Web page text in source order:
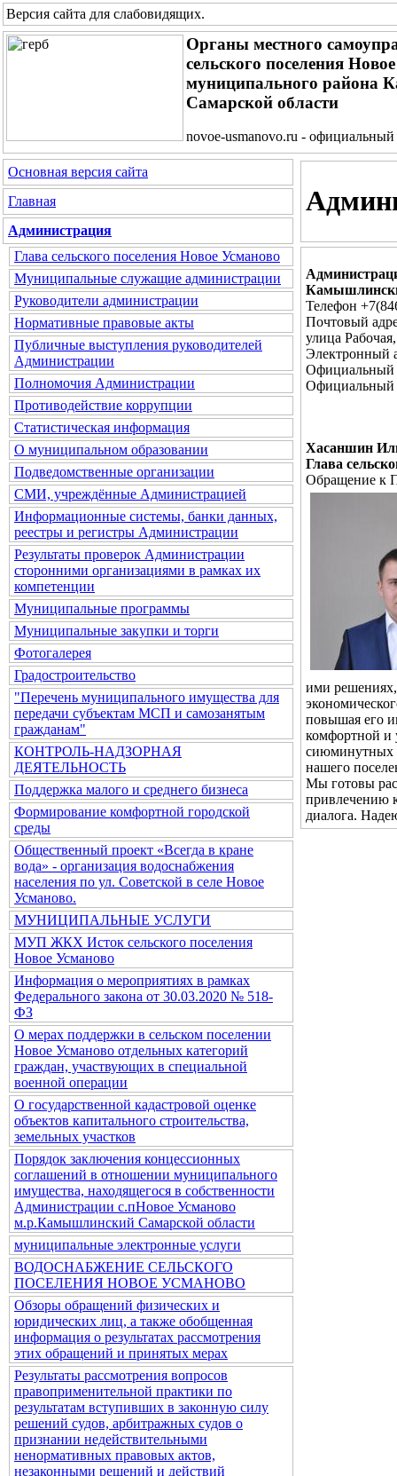
Версия сайта для слабовидящих.
Органы местного
сельского поселения
муниципального района
Самарской области
novoe-usmanovo.ru - официальный
Основная версия сайта
Главная
Администрация
Глава сельского поселения Новое Усманово
Муниципальные служащие администрации
Руководители администрации
Нормативные правовые акты
Публичные выступления руководителей
Администрации
Полномочия Администрации
Противодействие коррупции
Статистическая информация
О муниципальном образовании
Подведомственные организации
СМИ, учреждённые Администрацией
Информационные системы, банки данных,
реестры и регистры Администрации
Результаты проверок Администрации
сторонними организациями в рамках их
компетенции
Муниципальные программы
Муниципальные закупки и торги
Фотогалерея
Градостроительство
"Перечень муниципального имущества для
передачи субъектам МСП и самозанятым
гражданам"
КОНТРОЛЬ-НАДЗОРНАЯ
ДЕЯТЕЛЬНОСТЬ
Поддержка малого и среднего бизнеса
Формирование комфортной городской
среды
Общественный проект «Всегда в кране
вода» - организация водоснабжения
населения по ул. Советской в селе Новое
Усманово.
МУНИЦИПАЛЬНЫЕ УСЛУГИ
МУП ЖКХ Исток сельского поселения
Новое Усманово
Информация о мероприятиях в рамках
Федерального закона от 30.03.2020 № 518-
ФЗ
О мерах поддержки в сельском поселении
Новое Усманово отдельных категорий
граждан, участвующих в специальной
военной операции
О государственной кадастровой оценке
объектов капитального строительства,
земельных участков
Порядок заключения концессионных
соглашений в отношении муниципального
имущества, находящегося в собственности
Администрации с.пНовое Усманово
м.р.Камышлинский Самарской области
муниципальные электронные услуги
ВОДОСНАБЖЕНИЕ СЕЛЬСКОГО
ПОСЕЛЕНИЯ НОВОЕ УСМАНОВО
Обзоры обращений физических и
юридических лиц, а также обобщенная
информация о результатах рассмотрения
этих обращений и принятых мерах
Результаты рассмотрения вопросов
правоприменительной практики по
результатам вступивших в законную силу
решений судов, арбитражных судов о
признании недействительными
ненормативных правовых актов,
незаконными решений и действий
Телефон
Почтовый
улица
Электронный
Официальный
Официальный
Хасаншин
Глава
Обращение к
ими решениях,
повышая его
комфортной и
сиюминутных
нашего
Мы готовы
привлечению
диалога.